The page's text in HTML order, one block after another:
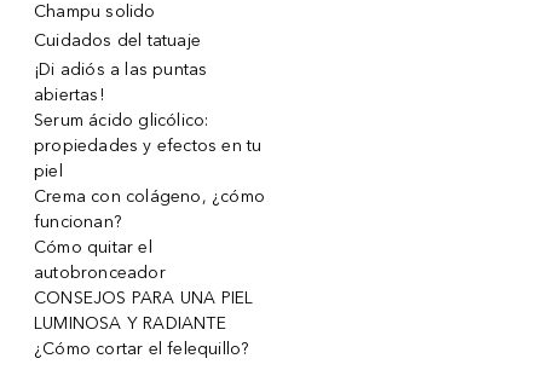
Champu solido
Cuidados del tatuaje
¡Di adiós a las puntas
abiertas!
Serum ácido glicólico:
propiedades y efectos en tu
piel
Crema con colágeno, ¿cómo
funcionan?
Cómo quitar el
autobronceador
CONSEJOS PARA UNA PIEL
LUMINOSA Y RADIANTE
¿Cómo cortar el felequillo?